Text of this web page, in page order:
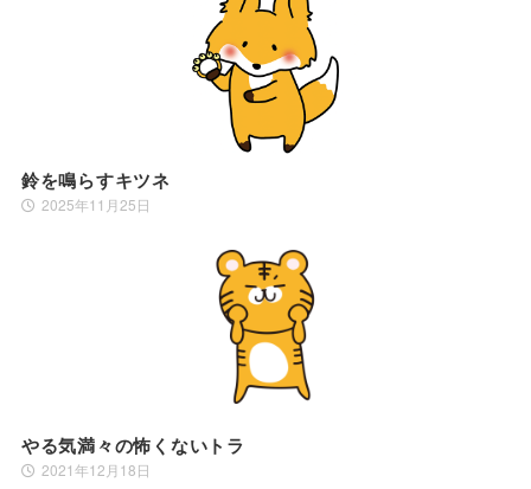
鈴を鳴らすキツネ
2025年11月25日
やる気満々の怖くないトラ
2021年12月18日